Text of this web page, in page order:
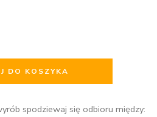
DO KOSZYKA
spodziewaj się odbioru między: